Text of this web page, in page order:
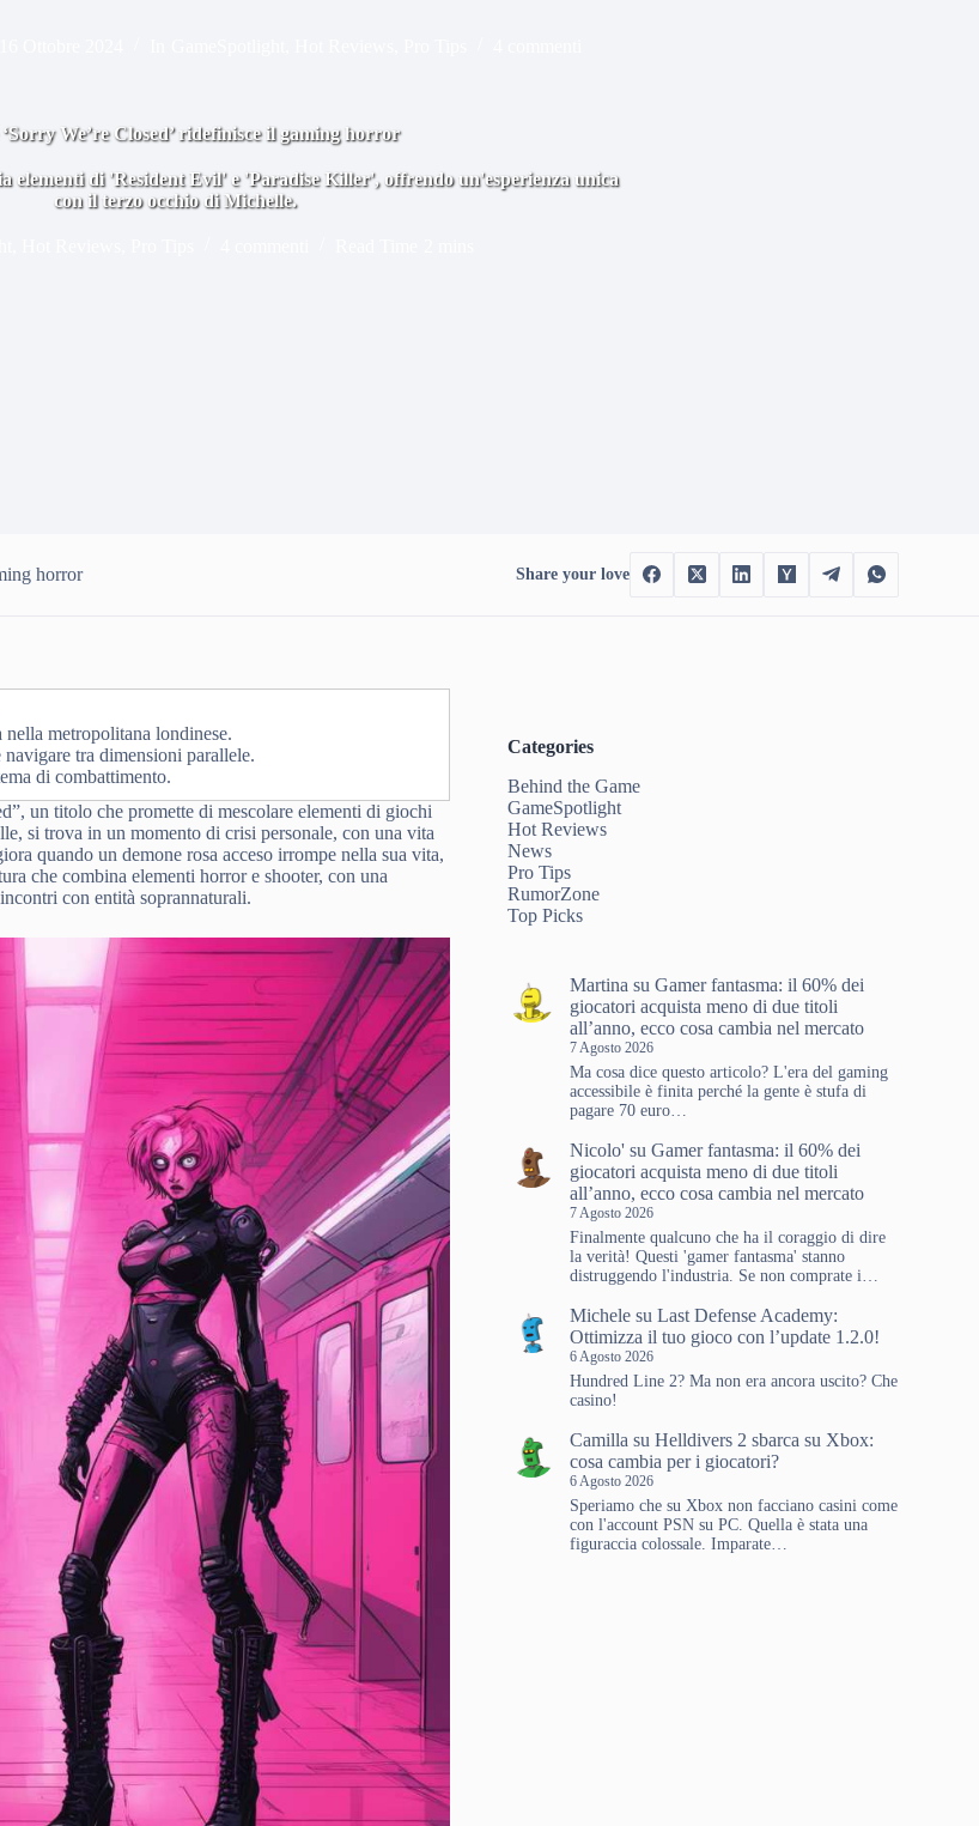
We’re Closed’ ridefinisce il gaming horror
elementi di 'Resident Evil' e 'Paradise Killer', offrendo un'esperienza unica
con il terzo occhio di Michelle.
horror Share your love
metropolitana londinese.
navigare tra dimensioni parallele.
di combattimento.
un titolo che promette di mescolare elementi di giochi
si trova in un momento di crisi personale, con una vita
quando un demone rosa acceso irrompe nella sua vita,
che combina elementi horror e shooter, con una
con entità soprannaturali.
Categories
Behind the Game
GameSpotlight
Hot Reviews
News
Pro Tips
RumorZone
Top Picks
Martina suGamer fantasma: il 60% dei
giocatori acquista meno di due titoli
all’anno, ecco cosa cambia nel mercato
7 Agosto 2026
Ma cosa dice questo articolo? L'era del gaming
accessibile è finita perché la gente è stufa di
pagare 70 euro…
Nicolo' suGamer fantasma: il 60% dei
giocatori acquista meno di due titoli
all’anno, ecco cosa cambia nel mercato
7 Agosto 2026
Finalmente qualcuno che ha il coraggio di dire
la verità! Questi 'gamer fantasma' stanno
distruggendo l'industria. Se non comprate i…
Michele suLast Defense Academy:
Ottimizza il tuo gioco con l’update 1.2.0!
6 Agosto 2026
Hundred Line 2? Ma non era ancora uscito? Che
casino!
Camilla suHelldivers 2 sbarca su Xbox:
cosa cambia per i giocatori?
6 Agosto 2026
Speriamo che su Xbox non facciano casini come
con l'account PSN su PC. Quella è stata una
figuraccia colossale. Imparate…